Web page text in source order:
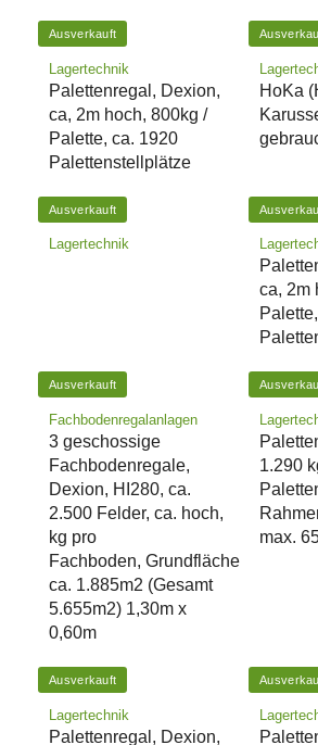
Ausverkauft
Lagertechnik
Palettenregal, Dexion,
ca, 2m hoch, 800kg /
Palette, ca. 1920
Palettenstellplätze
HoKa
Ausverkauft
Lagertechnik
ca, 2m
Ausverkauft
Fachbodenregalanlagen
3 geschossige
Fachbodenregale,
Dexion, HI280, ca.
2.500 Felder, ca. hoch,
kg pro
Fachboden, Grundfläche
ca. 1.885m2 (Gesamt
5.655m2) 1,30m x
0,60m
1.290
max.
Ausverkauft
Lagertechnik
Palettenregal, Dexion,